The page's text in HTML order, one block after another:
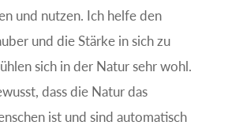
und nutzen. Ich helfe den
und die Stärke in sich zu
sich in der Natur sehr wohl.
dass die Natur das
ist und sind automatisch